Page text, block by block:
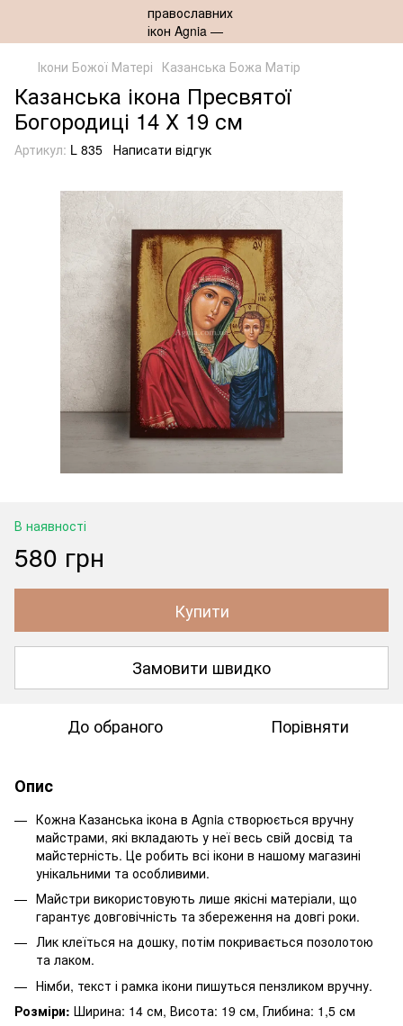
Ікони Божої Матері Казанська Божа Матір
Казанська ікона Пресвятої
Богородиці 14 Х 19 см
Артикул: L 835 Написати відгук
В наявності
580 грн
Купити
Замовити швидко
До обраного Порівняти
Опис
Кожна Казанська ікона в Agnia створюється вручну
майстрами, які вкладають у неї весь свій досвід та
майстерність. Це робить всі ікони в нашому магазині
унікальними та особливими.
Майстри використовують лише якісні матеріали, що
гарантує довговічність та збереження на довгі роки.
Лик клеїться на дошку, потім покривається позолотою
та лаком.
Німби, текст і рамка ікони пишуться пензликом вручну.
Розміри: Ширина: 14 см, Висота: 19 см, Глибина: 1,5 см